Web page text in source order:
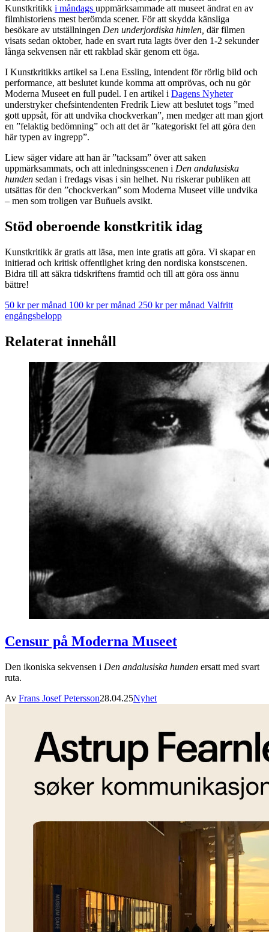
Kunstkritikk i måndags uppmärksammade att museet ändrat en av
filmhistoriens mest berömda scener. För att skydda känsliga
besökare av utställningen Den underjordiska himlen, där filmen
visats sedan oktober, hade en svart ruta lagts över den 1-2 sekunder
långa sekvensen när ett rakblad skär genom ett öga.
I Kunstkritikks artikel sa Lena Essling, intendent för rörlig bild och
performance, att beslutet kunde komma att omprövas, och nu gör
Moderna Museet en full pudel. I en artikel i Dagens Nyheter
understryker chefsintendenten Fredrik Liew att beslutet togs ”med
gott uppsåt, för att undvika chockverkan”, men medger att man gjort
en ”felaktig bedömning” och att det är ”kategoriskt fel att göra den
här typen av ingrepp”.
Liew säger vidare att han är ”tacksam” över att saken
uppmärksammats, och att inledningsscenen i Den andalusiska
hunden sedan i fredags visas i sin helhet. Nu riskerar publiken att
utsättas för den ”chockverkan” som Moderna Museet ville undvika
– men som troligen var Buñuels avsikt.
Stöd oberoende konstkritik idag
Kunstkritikk är gratis att läsa, men inte gratis att göra. Vi skapar en
initierad och kritisk offentlighet kring den nordiska konstscenen.
Bidra till att säkra tidskriftens framtid och till att göra oss ännu
bättre!
50 kr per månad 100 kr per månad 250 kr per månad Valfritt
engångsbelopp
Relaterat innehåll
Censur på Moderna Museet
Den ikoniska sekvensen i Den andalusiska hunden ersatt med svart
ruta.
Av Frans Josef Petersson28.04.25Nyhet